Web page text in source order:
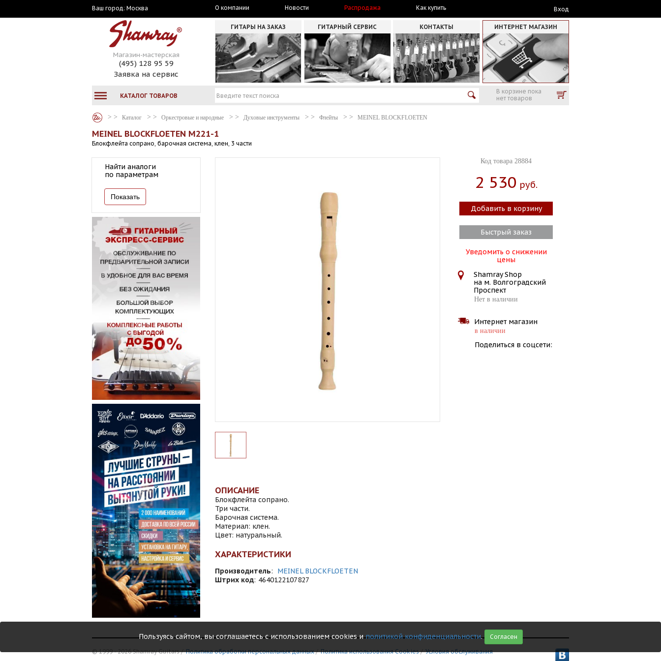
Ваш город: Москва О компании Новости Распродажа Как купить Вход
Магазин-мастерская
(495) 128 95 59
Заявка на сервис
ГИТАРЫ НА ЗАКАЗ ГИТАРНЫЙ СЕРВИС КОНТАКТЫ ИНТЕРНЕТ МАГАЗИН
КАТАЛОГ ТОВАРОВ
В корзине пока
нет товаров
Каталог Оркестровые и народные Духовые инструменты Флейты MEINEL BLOCKFLOETEN
MEINEL BLOCKFLOETEN M221-1
Блокфлейта сопрано, барочная система, клен, 3 части
Найти аналоги
по параметрам
Код товара 28884
2 530 Руб.
Добавить в корзину
Быстрый заказ
Уведомить о снижении
цены
Shamray Shop
на м. Волгоградский
Проспект
Нет в наличии
Интернет магазин
в наличии
Поделиться в соцсети:
ОПИСАНИЕ
Блокфлейта сопрано.
Три части.
Барочная система.
Материал: клен.
Цвет: натуральный.
ХАРАКТЕРИСТИКИ
Производитель:
MEINEL BLOCKFLOETEN
Штрих код: 4640122107827
© 1999 - 2026 Shamray Guitars /Политика обработки персональных данных/Политика использования Сookies/Условия обслуживания
Пользуясь сайтом, вы соглашаетесь с использованием cookies иполитикой конфиденциальности. Согласен